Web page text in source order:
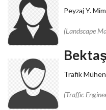
Peyzaj Y.
(Landscape
Trafik
(Traffic